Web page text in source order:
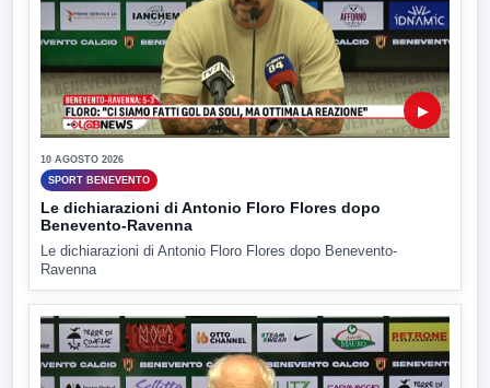
▶
10 AGOSTO 2026
SPORT BENEVENTO
Le dichiarazioni di Antonio Floro Flores dopo
Benevento-Ravenna
Le dichiarazioni di Antonio Floro Flores dopo Benevento-
Ravenna